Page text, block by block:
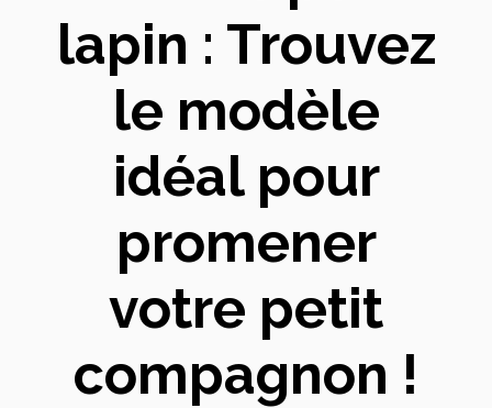
lapin : Trouvez
le modèle
idéal pour
promener
votre petit
compagnon !